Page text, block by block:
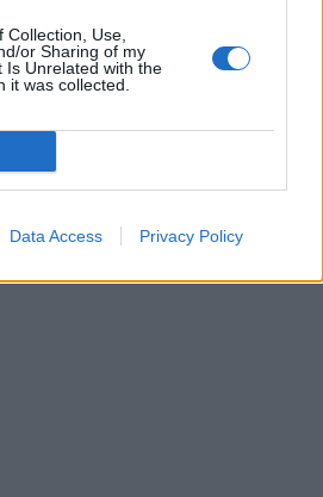
Use,
or Sharing of my
Is Unrelated with the
it was collected.
Data Access Privacy Policy
Β. Κικίλιας: